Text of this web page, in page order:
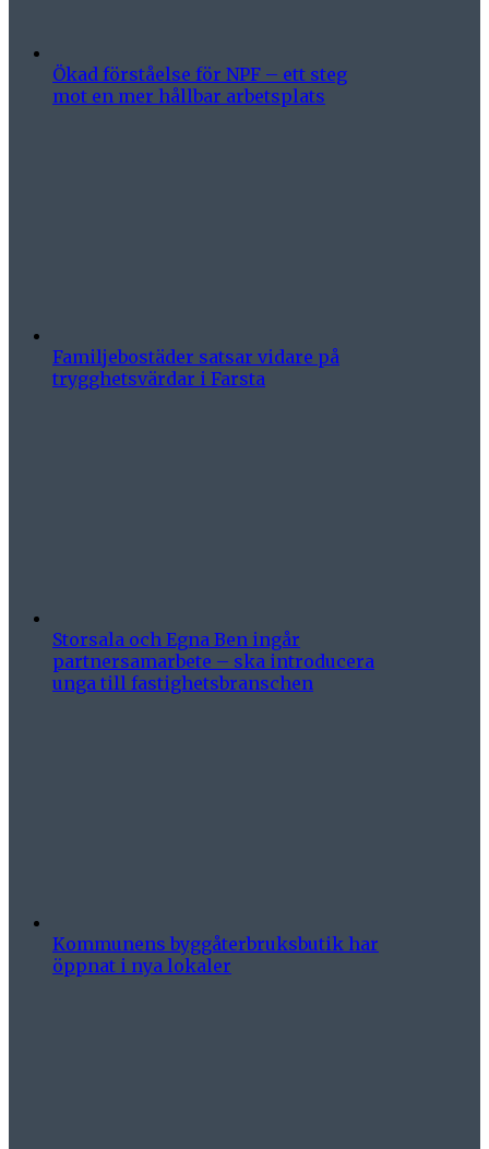
Ökad förståelse för NPF – ett steg
mot en mer hållbar arbetsplats
Familjebostäder satsar vidare på
trygghetsvärdar i Farsta
Storsala och Egna Ben ingår
partnersamarbete – ska introducera
unga till fastighetsbranschen
Kommunens byggåterbruksbutik har
öppnat i nya lokaler